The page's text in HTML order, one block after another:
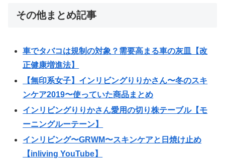
その他まとめ記事
車でタバコは規制の対象？需要高まる車の灰皿【改
正健康増進法】
【無印系女子】インリビングりりかさん〜冬のスキ
ンケア2019〜使っていた商品まとめ
インリビングりりかさん愛用の切り株テーブル【モ
ーニングルーテーン】
インリビング〜GRWM〜スキンケアと日焼け止め
【inliving YouTube】